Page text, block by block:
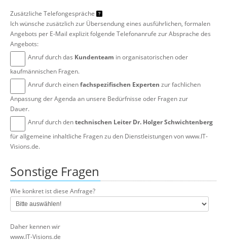
Zusätzliche Telefongespräche
Ich wünsche zusätzlich zur Übersendung eines ausführlichen, formalen
Angebots per E-Mail explizit folgende Telefonanrufe zur Absprache des
Angebots:
Anruf durch das Kundenteam in organisatorischen oder
kaufmännischen Fragen.
Anruf durch einenfachspezifischen Experten zur fachlichen
Anpassung der Agenda an unsere Bedürfnisse oder Fragen zur
Dauer.
Anruf durch dentechnischen Leiter Dr. Holger Schwichtenberg
für allgemeine inhaltliche Fragen zu den Dienstleistungen von www.IT-
Visions.de.
Sonstige Fragen
Wie konkret ist diese Anfrage?
Daher kennen wir
www.IT-Visions.de